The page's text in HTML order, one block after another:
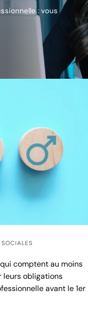
: vous
SOCIALES
comptent au moins
leurs obligations
avant le 1er